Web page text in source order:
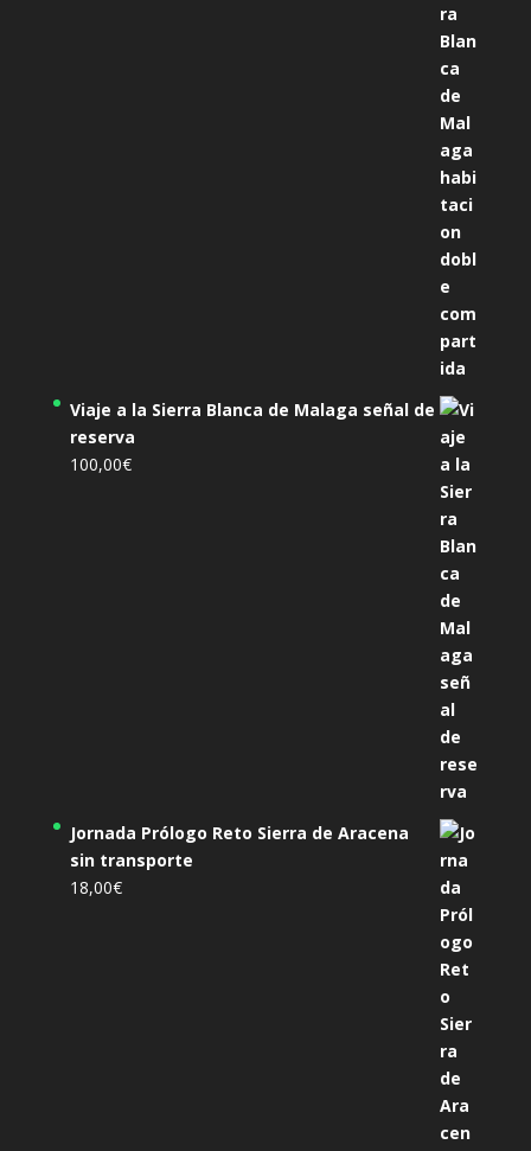
Viaje a la Sierra Blanca de Malaga señal de
reserva
100,00€
Jornada Prólogo Reto Sierra de Aracena
sin transporte
18,00€